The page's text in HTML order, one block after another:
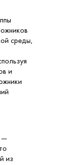
среды,
и
—
из